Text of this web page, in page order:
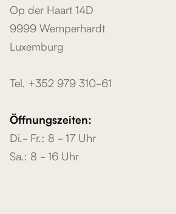
Op der Haart 14D
9999 Wemperhardt
Luxemburg
Tel. +352 979 310-61
Öffnungszeiten:
Di.- Fr.: 8 - 17 Uhr
Sa.: 8 - 16 Uhr